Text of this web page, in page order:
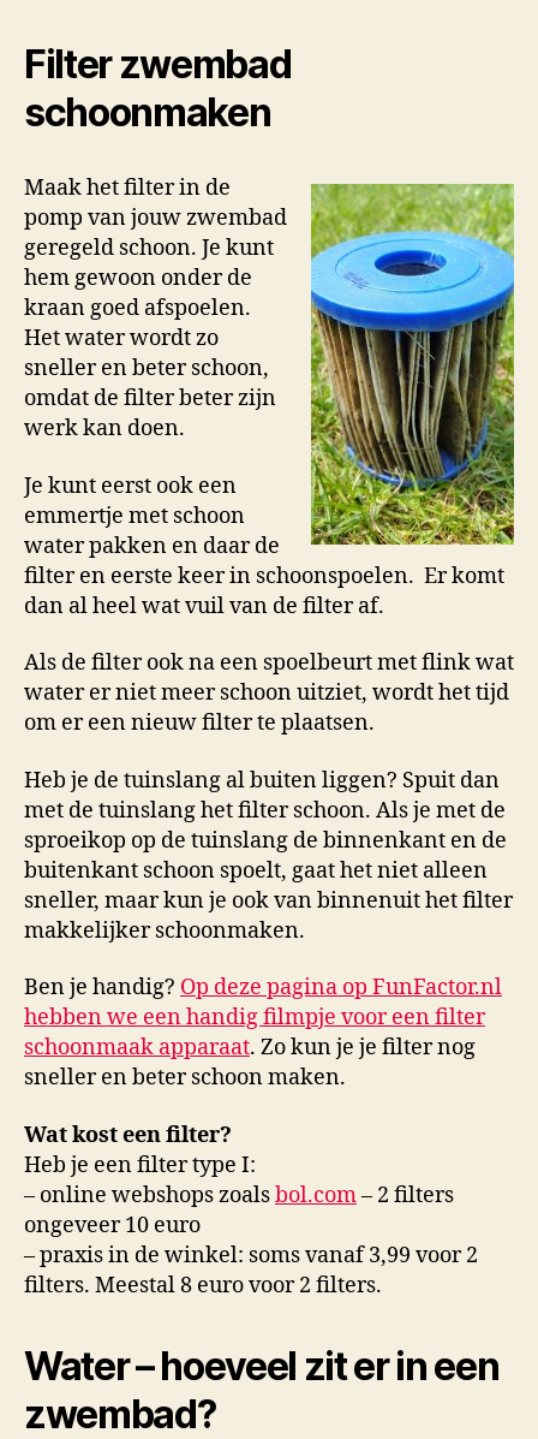
Filter zwembad
schoonmaken
Maak het filter in de
pomp van jouw zwembad
geregeld schoon. Je kunt
hem gewoon onder de
kraan goed afspoelen.
Het water wordt zo
sneller en beter schoon,
omdat de filter beter zijn
werk kan doen.
Je kunt eerst ook een
emmertje met schoon
water pakken en daar de
filter en eerste keer in schoonspoelen. Er komt
dan al heel wat vuil van de filter af.
Als de filter ook na een spoelbeurt met flink wat
water er niet meer schoon uitziet, wordt het tijd
om er een nieuw filter te plaatsen.
Heb je de tuinslang al buiten liggen? Spuit dan
met de tuinslang het filter schoon. Als je met de
sproeikop op de tuinslang de binnenkant en de
buitenkant schoon spoelt, gaat het niet alleen
sneller, maar kun je ook van binnenuit het filter
makkelijker schoonmaken.
Ben je handig? Op deze pagina op FunFactor.nl
hebben we een handig filmpje voor een filter
schoonmaak apparaat. Zo kun je je filter nog
sneller en beter schoon maken.
Wat kost een filter?
Heb je een filter type I:
– online webshops zoalsbol.com– 2 filters
ongeveer 10 euro
– praxis in de winkel: soms vanaf 3,99 voor 2
filters. Meestal 8 euro voor 2 filters.
Water – hoeveel zit er in een
zwembad?